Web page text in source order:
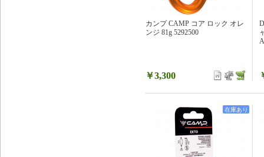
カンプ CAMP コア ロック オレ
ンジ 81g 5292500
￥3,300
在庫あり